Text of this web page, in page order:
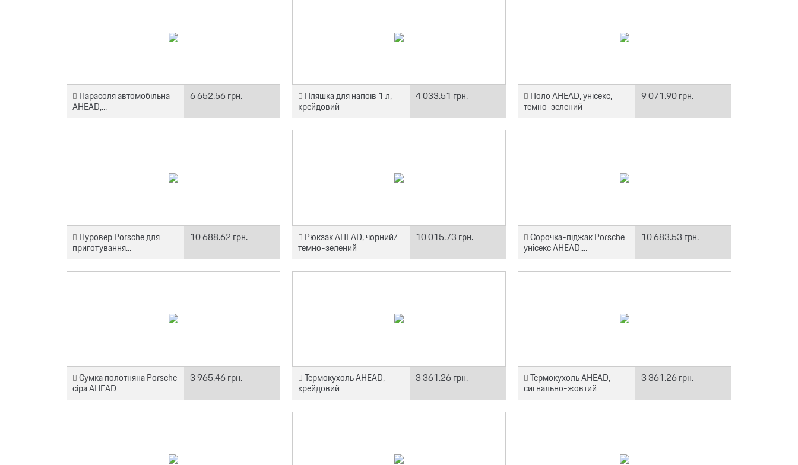
Парасоля автомобільна
AHEAD,...
6 652.56 грн. Пляшка для напоїв 1 л,
крейдовий
4 033.51 грн. Поло AHEAD, унісекс,
темно-зелений
9 071.90 грн.
Пуровер Porsche для
приготування...
10 688.62 грн. Рюкзак AHEAD, чорний/
темно-зелений
10 015.73 грн. Сорочка-піджак Porsche
унісекс AHEAD,...
10 683.53 грн.
Сумка полотняна Porsche
сіра AHEAD
3 965.46 грн. Термокухоль AHEAD,
крейдовий
3 361.26 грн. Термокухоль AHEAD,
сигнально-жовтий
3 361.26 грн.